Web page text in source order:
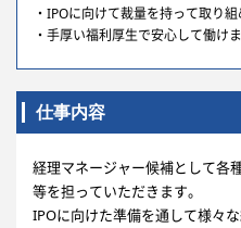
・IPOに向けて裁量を持って取り組
・手厚い福利厚生で安心して働けま
仕事内容
経理マネージャー候補として各
等を担っていただきます。
IPOに向けた準備を通して様々